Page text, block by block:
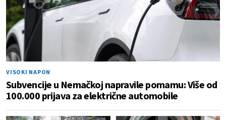
VISOKI NAPON
Subvencije u Nemačkoj napravile pomamu: Više od
100.000 prijava za električne automobile